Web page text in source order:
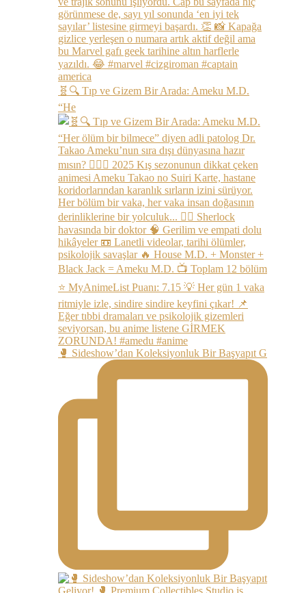
🧬🔍 Tıp ve Gizem Bir Arada: Ameku M.D.
“He
🥊 Sideshow’dan Koleksiyonluk Bir Başyapıt G